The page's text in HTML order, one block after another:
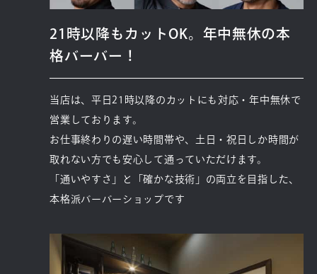
21時以降もカットOK。年中無休の本
格バーバー！
当店は、平日21時以降のカットにも対応・年中無休で
営業しております。
お仕事終わりの遅い時間帯や、土日・祝日しか時間が
取れない方でも安心して通っていただけます。
「通いやすさ」と「確かな技術」の両立を目指した、
本格派バーバーショップです